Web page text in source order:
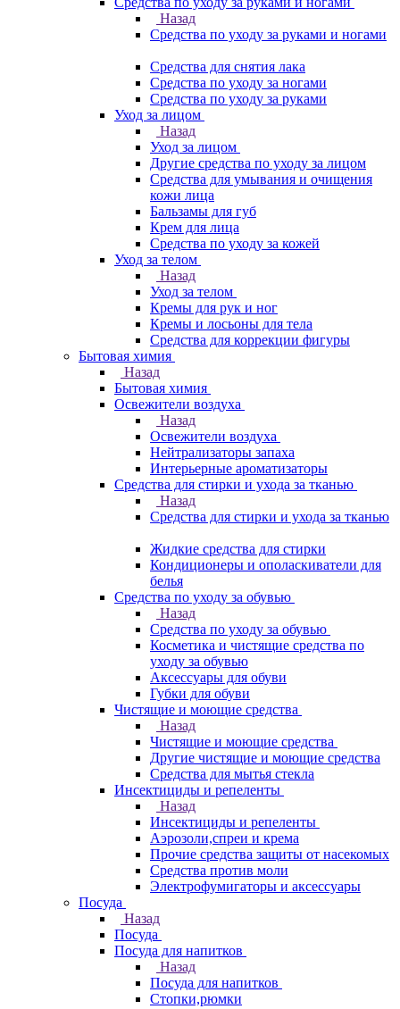
Назад
Средства по уходу за руками и ногами
Средства для снятия лака
Средства по уходу за ногами
Средства по уходу за руками
Уход за лицом
Назад
Уход за лицом
Другие средства по уходу за лицом
Средства для умывания и очищения
кожи лица
Бальзамы для губ
Крем для лица
Средства по уходу за кожей
Уход за телом
Назад
Уход за телом
Кремы для рук и ног
Кремы и лосьоны для тела
Средства для коррекции фигуры
Бытовая химия
Назад
Бытовая химия
Освежители воздуха
Назад
Освежители воздуха
Нейтрализаторы запаха
Интерьерные ароматизаторы
Средства для стирки и ухода за тканью
Назад
Средства для стирки и ухода за тканью
Жидкие средства для стирки
Кондиционеры и ополаскиватели для
белья
Средства по уходу за обувью
Назад
Средства по уходу за обувью
Косметика и чистящие средства по
уходу за обувью
Аксессуары для обуви
Губки для обуви
Чистящие и моющие средства
Назад
Чистящие и моющие средства
Другие чистящие и моющие средства
Средства для мытья стекла
Инсектициды и репеленты
Назад
Инсектициды и репеленты
Аэрозоли,спреи и крема
Прочие средства защиты от насекомых
Средства против моли
Электрофумигаторы и аксессуары
Посуда
Назад
Посуда
Посуда для напитков
Назад
Посуда для напитков
Стопки,рюмки